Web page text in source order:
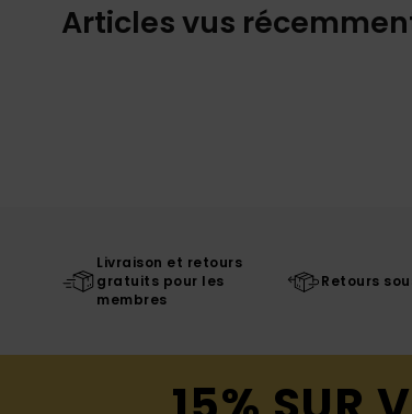
Articles vus
Livraison et retours
gratuits pour les
membres
Retours